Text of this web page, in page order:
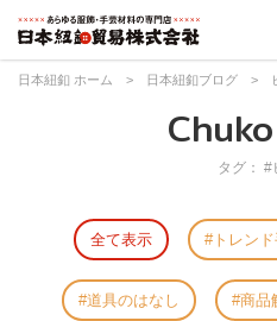
日本紐釦 ホーム > 日本紐釦ブログ >
タグ： #
全て表示 トレン
道具のはなし 商品